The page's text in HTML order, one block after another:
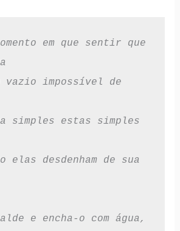
em que sentir que
vazio impossível de
simples estas simples
elas desdenham de sua
e encha-o com água,